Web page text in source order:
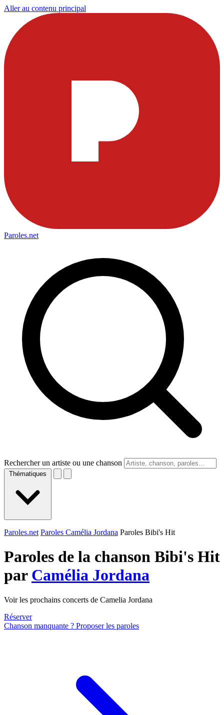
Aller au contenu principal
Paroles.net
Rechercher un artiste ou une chanson
Thématiques
Paroles.net Paroles Camélia Jordana Paroles Bibi's Hit
Paroles de la chanson Bibi's Hit
par Camélia Jordana
Voir les prochains concerts de Camelia Jordana
Réserver
Chanson manquante ? Proposer les paroles